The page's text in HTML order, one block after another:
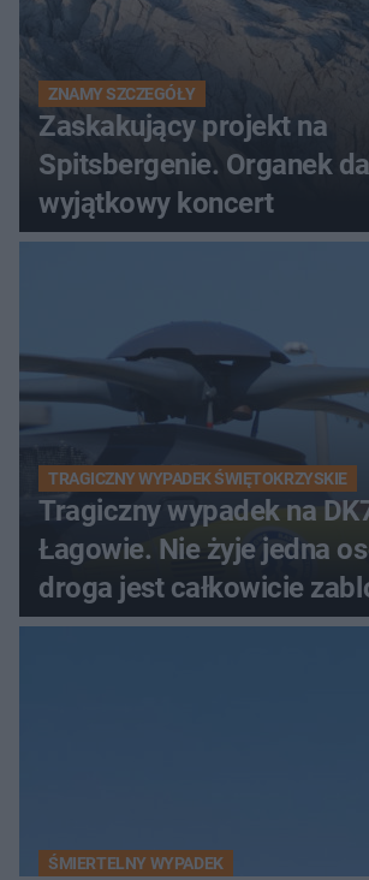
ZNAMY SZCZEGÓŁY
Zaskakujący projekt na
Spitsbergenie. Organek da
wyjątkowy koncert
TRAGICZNY WYPADEK ŚWIĘTOKRZYSKIE
Tragiczny wypadek na
Łagowie. Nie żyje jedna
droga jest całkowicie
ŚMIERTELNY WYPADEK